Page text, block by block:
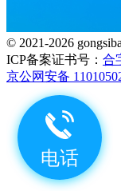
© 2021-2026
ICP备案证书号： 合
京公网安备